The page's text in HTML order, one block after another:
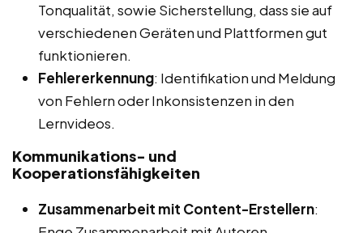
Tonqualität, sowie Sicherstellung, dass sie auf
verschiedenen Geräten und Plattformen gut
funktionieren.
Fehlererkennung: Identifikation und Meldung
von Fehlern oder Inkonsistenzen in den
Lernvideos.
Kommunikations- und
Kooperationsfähigkeiten
Zusammenarbeit mit Content-Erstellern: